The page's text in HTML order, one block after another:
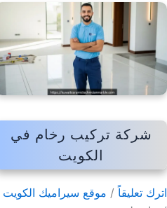
شركة تركيب رخام في
الكويت
اترك تعليقاً / موقع سيراميك الكويت